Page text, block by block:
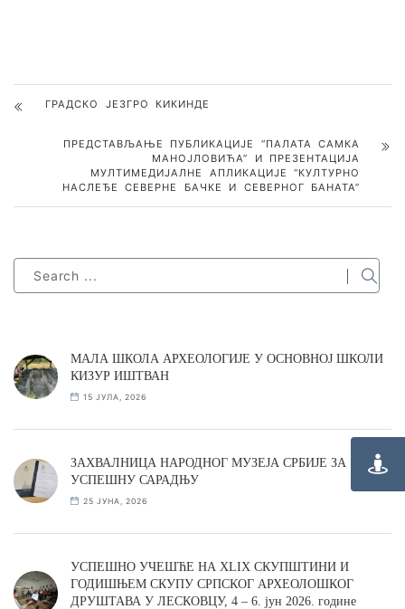
ГРАДСКО ЈЕЗГРО КИКИНДЕ
ПРЕДСТАВЉАЊЕ ПУБЛИКАЦИЈЕ “ПАЛАТА САМКА
МАНОЈЛОВИЋА” И ПРЕЗЕНТАЦИЈА
МУЛТИМЕДИЈАЛНЕ АПЛИКАЦИЈЕ “КУЛТУРНО
НАСЛЕЂЕ СЕВЕРНЕ БАЧКЕ И СЕВЕРНОГ БАНАТА”
МАЛА ШКОЛА АРХЕОЛОГИЈЕ У ОСНОВНОЈ ШКОЛИ
КИЗУР ИШТВАН
15 ЈУЛА, 2026
ЗАХВАЛНИЦА НАРОДНОГ МУЗЕЈА СРБИЈЕ ЗА
УСПЕШНУ САРАДЊУ
25 ЈУНА, 2026
УСПЕШНО УЧЕШЋЕ НА XLIX СКУПШТИНИ И
ГОДИШЊЕМ СКУПУ СРПСКОГ АРХЕОЛОШКОГ
ДРУШТАВА У ЛЕСКОВЦУ, 4 – 6. јун 2026. године